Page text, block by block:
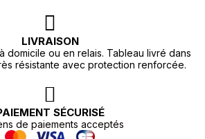
LIVRAISON
domicile ou en relais. Tableau livré dans
résistante avec protection renforcée.
SÉCURISÉ
de paiements acceptés